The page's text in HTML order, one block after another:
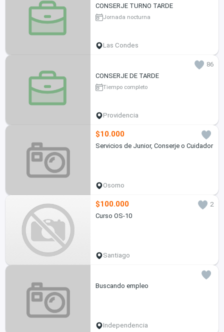
CONSERJE TURNO TARDE
Jornada nocturna
Las Condes
86
CONSERJE DE TARDE
Tiempo completo
Providencia
$10.000
Servicios de Junior, Conserje o Cuidador
Osorno
$100.000
2
Curso OS-10
Santiago
Buscando empleo
Independencia